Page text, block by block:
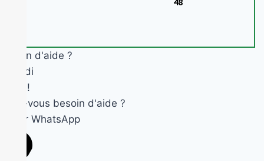
48
Besoin d'aide ?
Okandi
Salut !
Avez-vous besoin d'aide ?
Ouvrir WhatsApp